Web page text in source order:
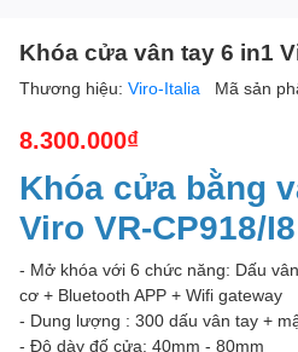
Khóa cửa vân tay 6 in1
Thương hiệu: Viro-Italia Mã sản
8.300.000₫
Khóa cửa bằng
Viro VR-CP918/I8
- Mở khóa với 6 chức năng: Dấu
cơ + Bluetooth APP + Wifi gateway
- Dung lượng : 300 dấu vân tay +
- Độ dày đố cửa: 40mm - 80mm